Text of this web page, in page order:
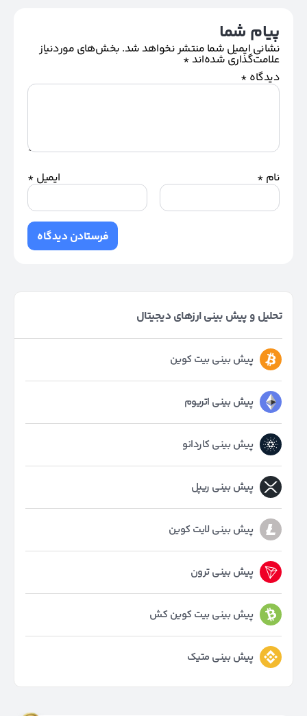
پیام شما
نشانی ایمیل شما منتشر نخواهد شد. بخش‌های موردنیاز
علامت‌گذاری شده‌اند*
دیدگاه *
نام * ایمیل *
تحلیل و پیش بینی ارزهای دیجیتال
پیش بینی بیت کوین
پیش بینی اتریوم
پیش بینی کاردانو
پیش بینی ریپل
پیش بینی لایت کوین
پیش بینی ترون
پیش بینی بیت کوین کش
پیش بینی متیک